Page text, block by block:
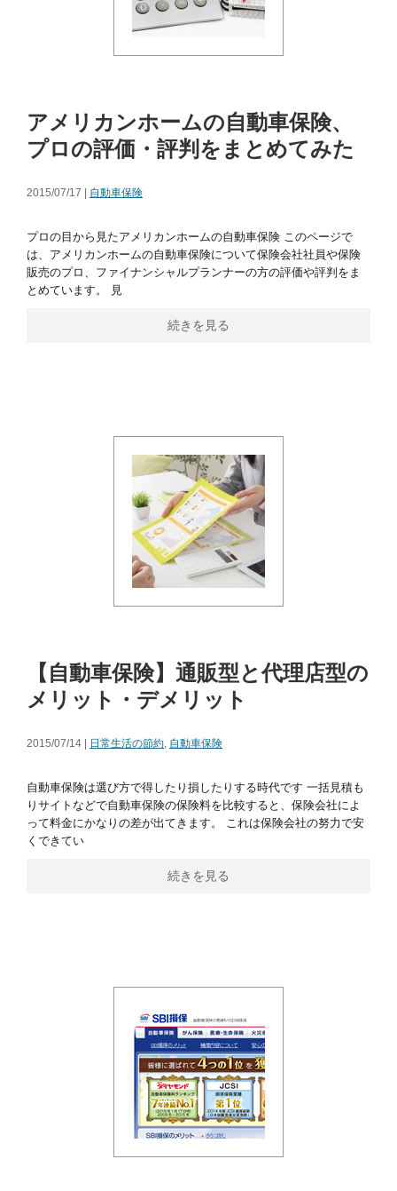
アメリカンホームの自動車保険、
プロの評価・評判をまとめてみた
2015/07/17 | 自動車保険
プロの目から見たアメリカンホームの自動車保険 このページで
は、アメリカンホームの自動車保険について保険会社社員や保険
販売のプロ、ファイナンシャルプランナーの方の評価や評判をま
とめています。 見
続きを見る
【自動車保険】通販型と代理店型の
メリット・デメリット
2015/07/14 | 日常生活の節約, 自動車保険
自動車保険は選び方で得したり損したりする時代です 一括見積も
りサイトなどで自動車保険の保険料を比較すると、保険会社によ
って料金にかなりの差が出てきます。 これは保険会社の努力で安
くできてい
続きを見る